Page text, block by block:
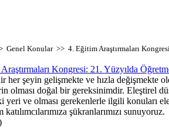
Genel Konular >> 4. Eğitim Araştırmaları
Kongresi: 21. Yüzyılda
her şeyin gelişmekte ve hızla değişmekte
olması doğal bir gereksinimdir. Eleştirel
yeri ve olması gerekenlerle ilgili konuları
katılımcılarımıza şükranlarımızı sunuyoruz.